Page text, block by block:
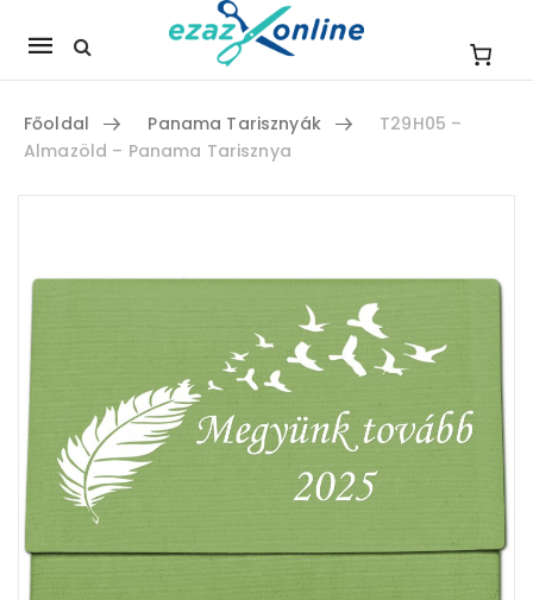
Mobile
navigation
Főoldal Panama Tarisznyák
T29H05 –
Almazöld – Panama Tarisznya